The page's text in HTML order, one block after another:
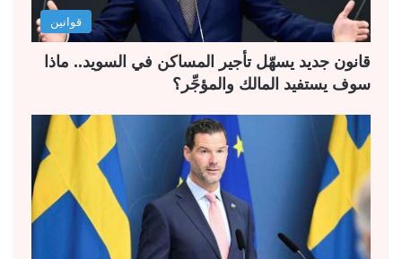
قوانين
قانون جديد يسهّل تأجير المساكن في السويد.. ماذا
سوف يستفيد المالك والمؤجِّر؟